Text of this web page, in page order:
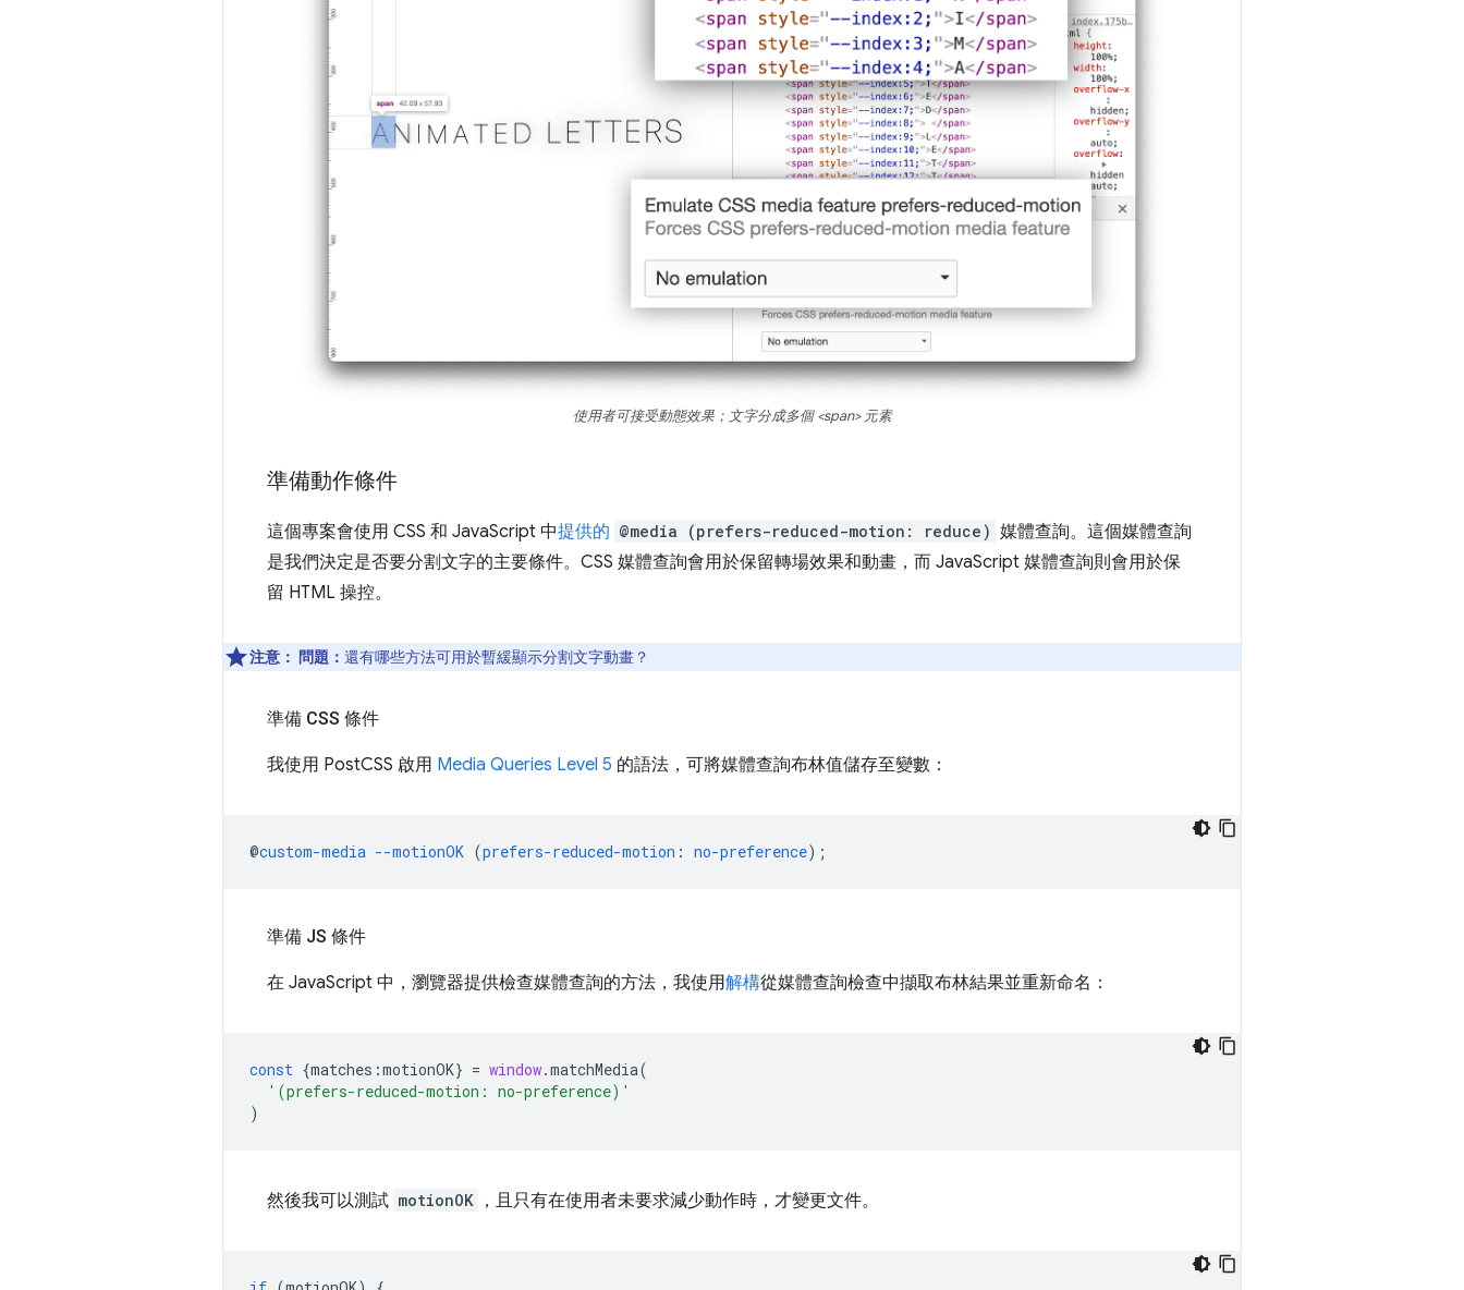
使用者可接受動態效果；文字分成多個 <span> 元素
準備動作條件
這個專案會使用 CSS 和 JavaScript 中提供的 @media (prefers-reduced-motion: reduce) 媒體查詢。這個媒體查詢
是我們決定是否要分割文字的主要條件。CSS 媒體查詢會用於保留轉場效果和動畫，而 JavaScript 媒體查詢則會用於保
留 HTML 操控。
注意： 問題： 還有哪些方法可用於暫緩顯示分割文字動畫？
準備 CSS 條件
我使用 PostCSS 啟用 Media Queries Level 5 的語法，可將媒體查詢布林值儲存至變數：
@custom-media --motionOK (prefers-reduced-motion : no-preference) ;
準備 JS 條件
在 JavaScript 中，瀏覽器提供檢查媒體查詢的方法，我使用解構從媒體查詢檢查中擷取布林結果並重新命名：
const {matches :motionOK} = window.matchMedia(
'(prefers-reduced-motion: no-preference)'
)
然後我可以測試 motionOK ，且只有在使用者未要求減少動作時，才變更文件。